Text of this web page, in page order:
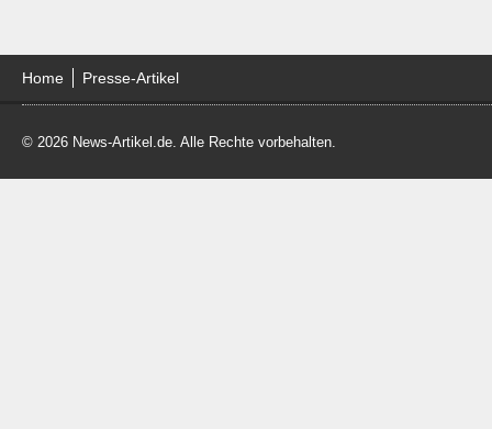
Home Presse-Artikel
© 2026 News-Artikel.de. Alle Rechte vorbehalten.